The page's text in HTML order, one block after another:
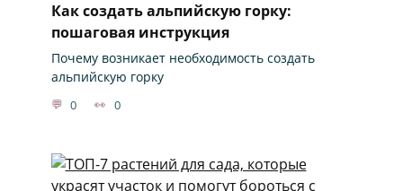
Как создать альпийскую горку:
пошаговая инструкция
Почему возникает необходимость создать
альпийскую горку
0 0